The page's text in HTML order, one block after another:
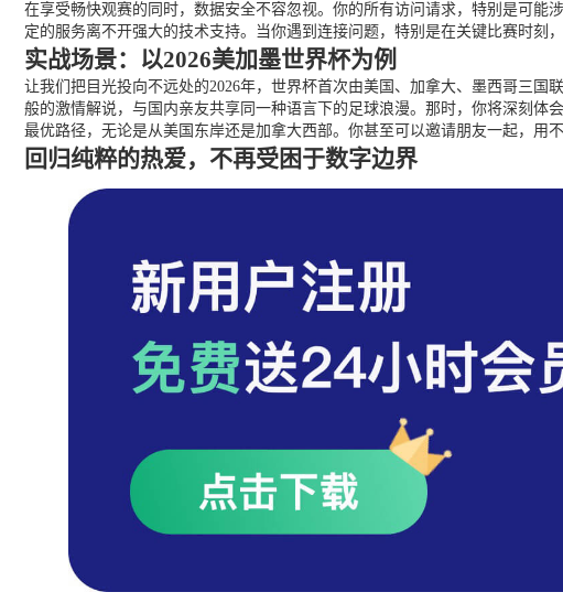
在享受畅快观赛的同时，数据安全不容忽视。你的所有访问请求，特别是可
定的服务离不开强大的技术支持。当你遇到连接问题，特别是在关键比赛时刻
实战场景：以2026美加墨世界杯为例
让我们把目光投向不远处的2026年，世界杯首次由美国、加拿大、墨西哥三
般的激情解说，与国内亲友共享同一种语言下的足球浪漫。那时，你将深刻
最优路径，无论是从美国东岸还是加拿大西部。你甚至可以邀请朋友一起，用
回归纯粹的热爱，不再受困于数字边界